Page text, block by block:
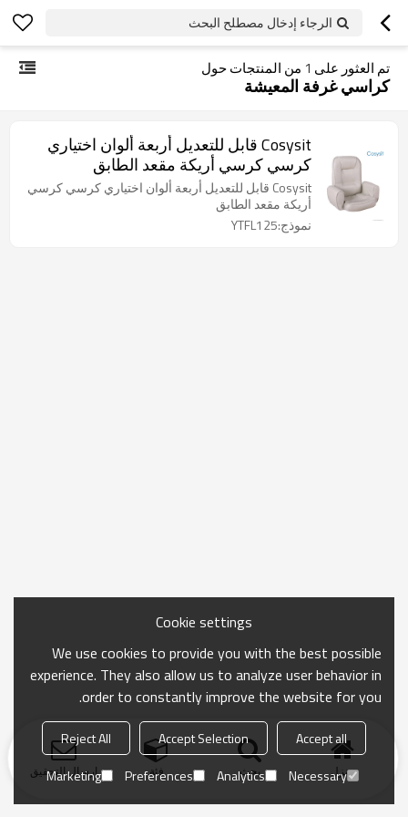
الرجاء إدخال مصطلح البحث
تم العثور على 1 من المنتجات حول
كراسي غرفة المعيشة
Cosysit قابل للتعديل أربعة ألوان اختياري
كرسي كرسي أريكة مقعد الطابق
Cosysit قابل للتعديل أربعة ألوان اختياري كرسي كرسي
أريكة مقعد الطابق
نموذج:YTFL125
منزل بحث فئة ارسال التحقيق
Cookie settings
We use cookies to provide you with the best possible
experience. They also allow us to analyze user behavior in
order to constantly improve the website for you.
Accept all
Accept Selection
Reject All
Necessary
Analytics
Preferences
Marketing